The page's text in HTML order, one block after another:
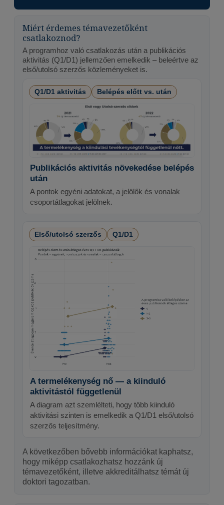
Miért érdemes témavezetőként
csatlakoznod?
A programhoz való csatlakozás után a publikációs
aktivitás (Q1/D1) jellemzően emelkedik – beleértve az
első/utolsó szerzős közleményeket is.
Q1/D1 aktivitás Belépés előtt vs. után
Publikációs aktivitás növekedése belépés
után
A pontok egyéni adatokat, a jelölők és vonalak
csoportátlagokat jelölnek.
Első/utolsó szerzős Q1/D1
A termelékenység nő — a kiinduló
aktivitástól függetlenül
A diagram azt szemlélteti, hogy több kiinduló
aktivitási szinten is emelkedik a Q1/D1 első/utolsó
szerzős teljesítmény.
A következőben bővebb információkat kaphatsz,
hogy miképp csatlakozhatsz hozzánk új
témavezetőként, illetve akkreditálhatsz témát új
doktori tagozatban.